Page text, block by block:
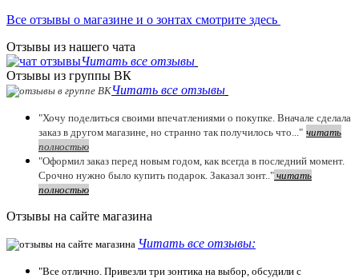
Все отзывы о магазине и о зонтах смотрите здесь
Отзывы из нашего чата
Читать все отзывы
Отзывы из группы ВК
Читать все отзывы
"Хочу поделиться своими впечатлениями о покупке. Вначале сделала
заказ в другом магазине, но странно так получилось что..." читать
полностью
"Оформил заказ перед новым годом, как всегда в последний момент.
Срочно нужно было купить подарок. Заказал зонт.." читать
полностью
Отзывы на сайте магазина
Читать все отзывы:
"Все отлично. Привезли три зонтика на выбор, обсудили с